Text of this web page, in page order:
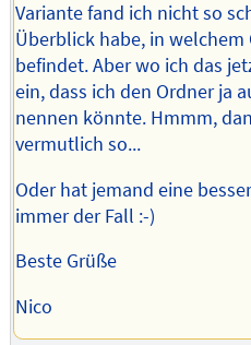
Variante fand ich nicht so
Überblick habe, in
befindet. Aber wo ich das
ein, dass ich den Ordner ja
nennen könnte. Hmmm,
vermutlich so...
Oder hat jemand eine
immer der Fall :-)
Beste Grüße
Nico